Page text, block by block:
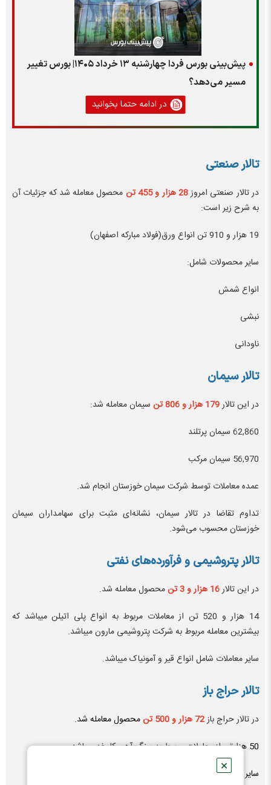
✕
پیش‌بینی بورس فردا چهارشنبه ۱۳ خرداد ۱۴۰۵| بورس تغییر
مسیر می‌دهد؟
در ادامه حتما بخوانید
تالار صنعتی
در تالار صنعتی امروز28 هزار و 455 تن
محصول معامله شد که جزئیات آن
به شرح زیر است:
19 هزار و 910 تن انواع ورق(فولاد مبارکه اصفهان)
سایر محصولات شامل:
انواع شمش
نبشی
ناودانی
تالار سیمان
در این تالار179 هزار و 806 تن
سیمان معامله شد:
62,860 سیمان پرتلند
56,970 سیمان مرکب
عمده معاملات توسط شرکت سیمان خوزستان انجام شد.
تداوم تقاضا در تالار سیمان، نشانه‌ای مثبت برای سهامداران سیمان
خوزستان محسوب می‌شود.
تالار پتروشیمی و فرآورده‌های نفتی
در این تالار16 هزار و 3 تن
محصول معامله شد.
14 هزار و 520 تن از معاملات مربوط به انواع پلی اتیلن میباشد که
بیشترین معامله مربوط به شرکت پتروشیمی مارون میباشد.
سایر معاملات شامل انواع قیر و آمونیاک میباشد.
تالار حراج باز
در تالار حراج باز72 هزار و 500 تن
محصول معامله شد.
50 هزارتن از معاملات مربوط به سنگ آهن کلوخه میباشد.
سایر معاملات شامل تختال و الکیل بنزن خطی میباشد.